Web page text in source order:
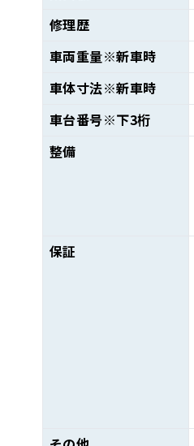
修理歴
車両重量※新車時
車体寸法※新車時
車台番号※下3桁
整備
保証